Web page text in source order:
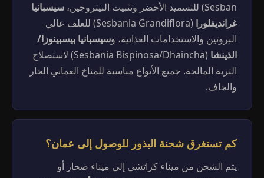
Sesban) للتسميد الأخضر وتثبيت النيتروجين،
سيسبانيا
غرانديفلورا
(Sesbania Grandiflora) للعلف عالي
البروتين والاستخدامات الغذائية، وسيسبانيا بيسبينوزا/
الذينشا
(Sesbania Bispinosa/Dhaincha) لاستصلاح
التربة المالحة. جميع الأنواع مناسبة للمناخ العماني الحار
والجاف.
كم تستغرق شحنة البذور للوصول إلى عمان؟
يتم الشحن من ميناء كراتشي إلى ميناء صحار أو